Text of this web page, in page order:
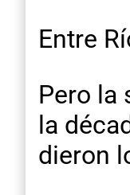
Entre
Pero la
la
dieron